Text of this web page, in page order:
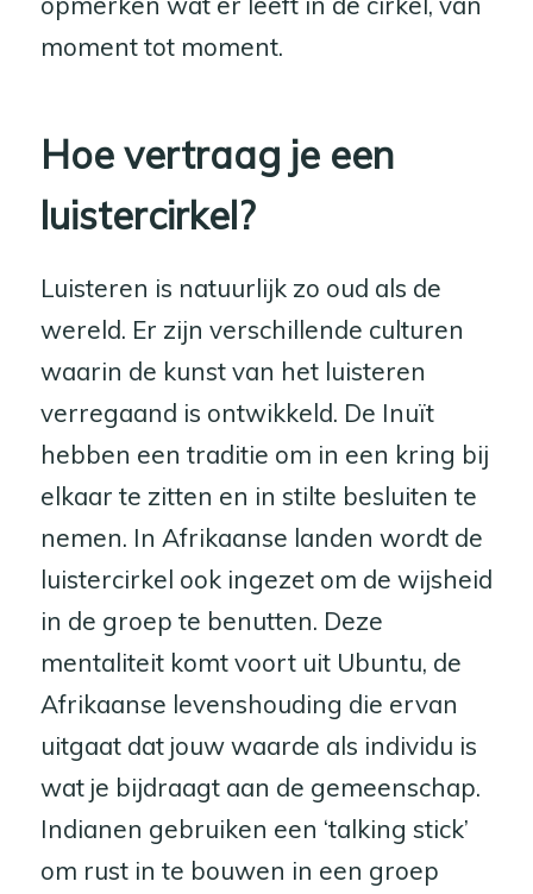
moment tot moment.
Hoe vertraag je een
luistercirkel?
Luisteren is natuurlijk zo oud als de
wereld. Er zijn verschillende culturen
waarin de kunst van het luisteren
verregaand is ontwikkeld. De Inuït
hebben een traditie om in een kring bij
elkaar te zitten en in stilte besluiten te
nemen. In Afrikaanse landen wordt de
luistercirkel ook ingezet om de wijsheid
in de groep te benutten. Deze
mentaliteit komt voort uit Ubuntu, de
Afrikaanse levenshouding die ervan
uitgaat dat jouw waarde als individu is
wat je bijdraagt aan de gemeenschap.
Indianen gebruiken een ‘talking stick’
om rust in te bouwen in een groep